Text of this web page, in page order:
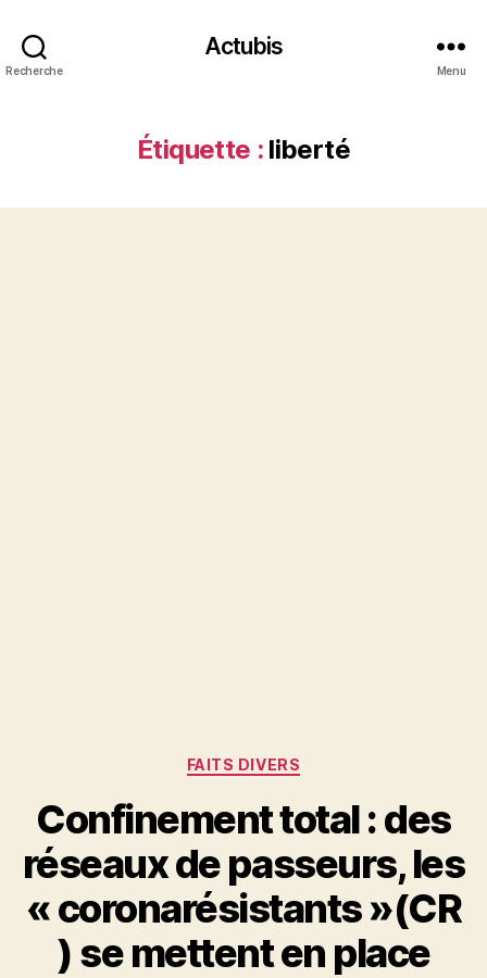
Recherche
Actubis
Menu
Étiquette : liberté
Catégories
FAITS DIVERS
Confinement total : des
réseaux de passeurs, les
« coronarésistants »(CR
) se mettent en place